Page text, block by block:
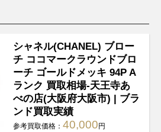
シャネル(CHANEL) ブロー
チ ココマークラウンドブロ
ーチ ゴールドメッキ 94P A
ランク 買取相場-天王寺あ
べの店(大阪府大阪市) | ブラ
ンド買取実績
参考買取価格：40,000 円